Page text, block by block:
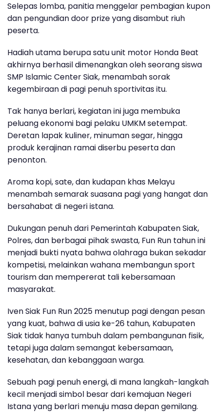
Selepas lomba, panitia menggelar pembagian kupon
dan pengundiandoor prizeyang disambut riuh
peserta.
Hadiah utama berupasatu unit motor Honda Beat
akhirnya berhasil dimenangkan oleh seorang siswa
SMP Islamic Center Siak, menambah sorak
kegembiraan di pagi penuh sportivitas itu.
Tak hanya berlari, kegiatan ini juga membuka
peluang ekonomi bagi pelaku UMKMsetempat.
Deretan lapak kuliner, minuman segar, hingga
produk kerajinan ramai diserbu peserta dan
penonton.
Aroma kopi, sate, dan kudapan khas Melayu
menambah semarak suasana pagi yang hangat dan
bersahabat di negeri istana.
Dukungan penuh dari Pemerintah Kabupaten Siak,
Polres, dan berbagai pihak swasta, Fun Run tahun ini
menjadi bukti nyata bahwa olahraga bukan sekadar
kompetisi, melainkan wahana membangunsport
tourismdan mempererat tali kebersamaan
masyarakat.
IvenSiak Fun Run 2025 menutup pagi dengan pesan
yang kuat, bahwa di usia ke-26 tahun, Kabupaten
Siak tidak hanya tumbuh dalam pembangunan fisik,
tetapi juga dalam semangat kebersamaan,
kesehatan, dan kebanggaan warga.
Sebuah pagi penuh energi, di mana langkah-langkah
kecil menjadi simbol besar dari kemajuan Negeri
Istana yang berlari menuju masa depan gemilang.